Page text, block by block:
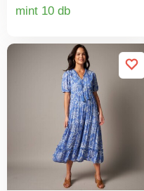
nyakkivágás. Rövid
fodrosítás. Fodros
derékrész hátul.
Kiterített szegély.
Gépben mosható.
mint 10 db